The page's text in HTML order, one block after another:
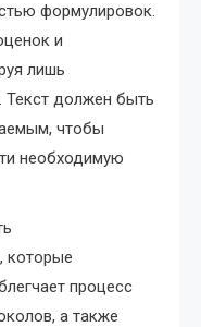
формулировок.
и
лишь
Текст должен быть
чтобы
необходимую
которые
процесс
а также